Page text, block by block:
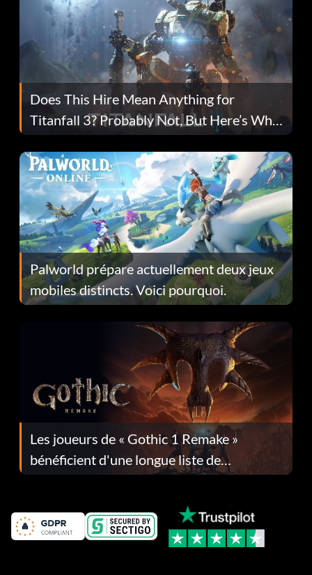
Does This Hire Mean Anything for
Titanfall 3? Probably Not, But Here’s Why
Fans Are Hopeful
Palworld prépare actuellement deux jeux
mobiles distincts. Voici pourquoi.
Les joueurs de « Gothic 1 Remake »
bénéficient d'une longue liste de
corrections dans la mise à jour 1.0.4